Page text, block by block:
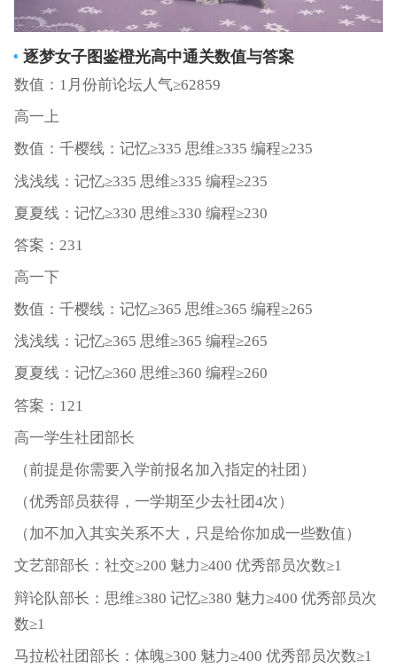
逐梦女子图鉴橙光高中通关数值与答案
数值：1月份前论坛人气≥62859
高一上
数值：千樱线：记忆≥335 思维≥335 编程≥235
浅浅线：记忆≥335 思维≥335 编程≥235
夏夏线：记忆≥330 思维≥330 编程≥230
答案：231
高一下
数值：千樱线：记忆≥365 思维≥365 编程≥265
浅浅线：记忆≥365 思维≥365 编程≥265
夏夏线：记忆≥360 思维≥360 编程≥260
答案：121
高一学生社团部长
（前提是你需要入学前报名加入指定的社团）
（优秀部员获得，一学期至少去社团4次）
（加不加入其实关系不大，只是给你加成一些数值）
文艺部部长：社交≥200 魅力≥400 优秀部员次数≥1
辩论队部长：思维≥380 记忆≥380 魅力≥400 优秀部员次
数≥1
马拉松社团部长：体魄≥300 魅力≥400 优秀部员次数≥1